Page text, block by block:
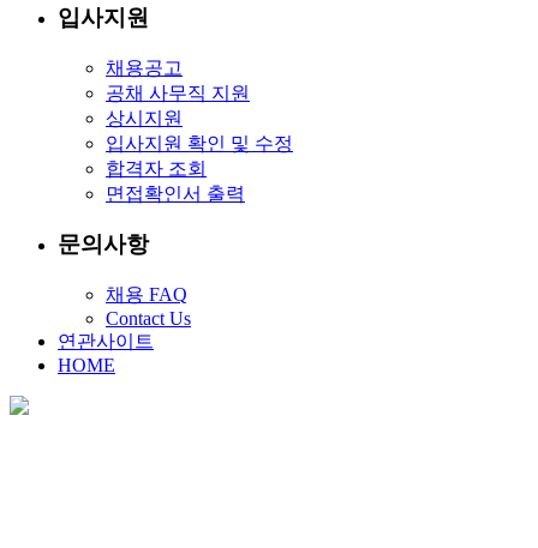
입사지원
채용공고
공채 사무직 지원
상시지원
입사지원 확인 및 수정
합격자 조회
면접확인서 출력
문의사항
채용 FAQ
Contact Us
연관사이트
HOME